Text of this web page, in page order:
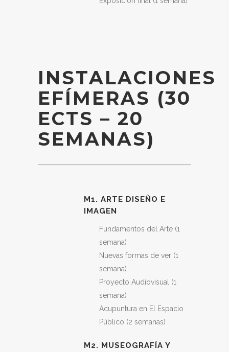
INSTALACIONES
EFÍMERAS (30
ECTS – 20
SEMANAS)
M1. ARTE DISEÑO E
IMAGEN
Fundamentos del Arte (1
semana)
Nuevas formas de ver (1
semana)
Proyecto Audiovisual (1
semana)
Acupuntura en El Espacio
Público (2 semanas)
M2. MUSEOGRAFÍA Y